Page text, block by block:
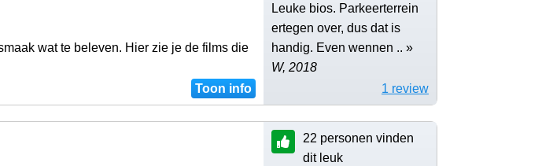
wat te beleven. Hier zie je de films die
Toon info
Leuke bios. Parkeerterrein
ertegen over, dus dat is
handig. Even wennen .. »
W, 2018
1 review
22 personen vinden
dit leuk